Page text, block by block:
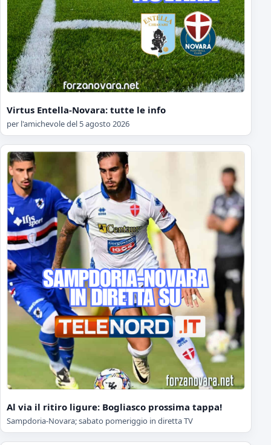
Virtus Entella-Novara: tutte le info
per l'amichevole del 5 agosto 2026
Al via il ritiro ligure: Bogliasco prossima tappa!
Sampdoria-Novara; sabato pomeriggio in diretta TV